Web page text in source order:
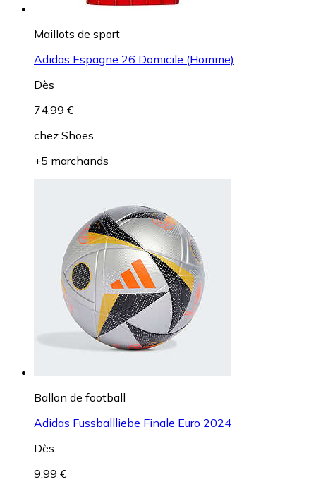
Maillots de sport
Adidas Espagne 26 Domicile (Homme)
Dès
74,99 €
chez Shoes
+5 marchands
Ballon de football
Adidas Fussballliebe Finale Euro 2024
Dès
9,99 €